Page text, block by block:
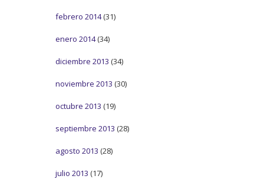
febrero 2014(31)
enero 2014(34)
diciembre 2013 (34)
noviembre 2013 (30)
octubre 2013 (19)
septiembre 2013 (28)
agosto 2013 (28)
julio 2013 (17)